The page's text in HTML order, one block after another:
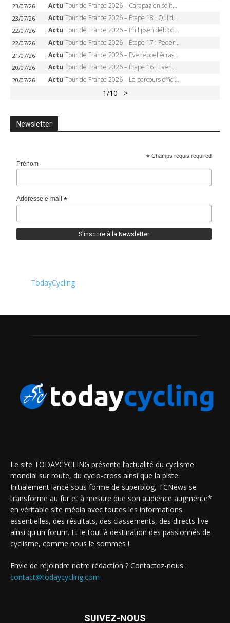
23/07/26 Actu Tour de France 2026 – Carapaz en solitaire à Orcières-Merlette, Paret-Peintre à un point du maillot à pois
23/07/26 Actu Tour de France 2026 – Étape 18 : Qui domptera Orcières-Merlette, première marche vers l’Alpe d’Huez ?
22/07/26 Actu Tour de France 2026 – Philipsen débloque son compteur à Voiron, Pedersen en danger pour le maillot vert
22/07/26 Actu Tour de France 2026 – Étape 17 : Pedersen peut-il verrouiller le maillot vert à Voiron ?
21/07/26 Actu Tour de France 2026 – Evenepoel écrase le chrono d’Évian, Seixas 4e, Lipowitz abandonne
20/07/26 Actu Tour de France 2026 – Étape 16 : Evenepoel, Pogacar, Ganna… qui domptera le chrono d’Évian pour redessiner le podium ?
20/07/26 Actu Tour de France 2026 – Le parcours officiel complet : 21 étapes, profils, carte et dates
1/10 >
Newsletter
* Champs requis required
Prénom
Addresse e-mail*
TodayCycling
Le site TODAYCYCLING présente l’actualité du cyclisme
mondial sur route, du cyclo-cross ainsi que la piste.
Initialement lancé sous forme de superblog, TCNews se
transforme au fur et à mesure que son audience augmente*
en véritable site média avec toutes les informations
essentielles, des résultats, des classements, des directs-live
ainsi qu'un forum. Et le tout à destination des passionnés de
cyclisme, comme nous le sommes !
Envie de rejoindre notre rédaction ? Contactez-nous :
contact@todaycycling.com
SUIVEZ-NOUS